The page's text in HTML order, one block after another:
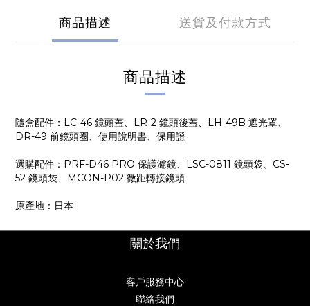
商品描述 送貨及付款方式
商品描述
隨盒配件：LC-46 鏡頭蓋、LR-2 鏡頭後蓋、LH-49B 遮光罩、
DR-49 前鏡頭圈、使用說明書、保用證
選購配件：PRF-D46 PRO 保護濾鏡、LSC-0811 鏡頭袋、CS-
52 鏡頭袋、MCON-P02 微距轉接鏡頭
原產地：日本
關於我們
客戶服務中心
聯絡我們